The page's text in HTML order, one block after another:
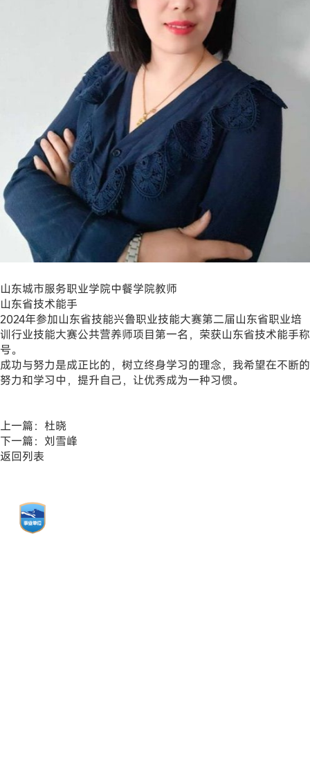
山东城市服务职业学院中餐学院教师
山东省技术能手
2024年参加山东省技能兴鲁职业技能大赛第二届山东省职业培
训行业技能大赛公共营养师项目第一名，荣获山东省技术能手称
号。
成功与努力是成正比的，树立终身学习的理念，我希望在不断的
努力和学习中，提升自己，让优秀成为一种习惯。
上一篇： 杜晓
下一篇： 刘雪峰
返回列表